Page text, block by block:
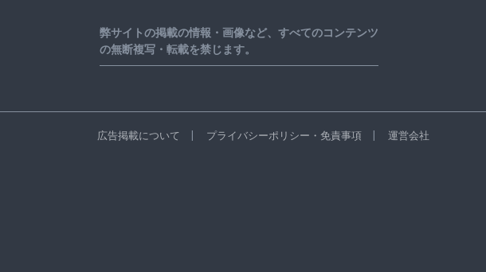
弊サイトの掲載の情報・画像など、すべてのコンテンツ
の無断複写・転載を禁じます。
広告掲載について プライバシーポリシー・免責事項 運営会社